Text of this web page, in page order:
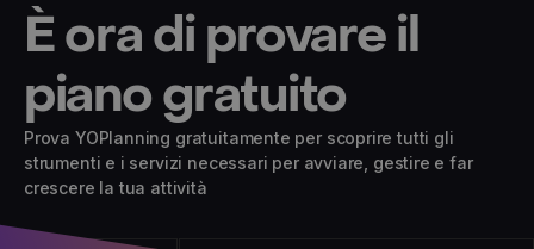
È ora di provare il
piano gratuito
Prova YOPlanning gratuitamente per scoprire tutti gli
strumenti e i servizi necessari per avviare, gestire e far
crescere la tua attività